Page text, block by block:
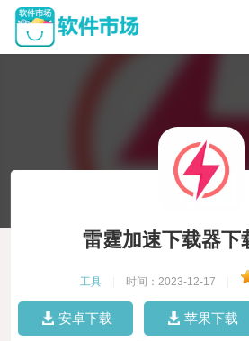
雷霆加速下载器下
工具 时间：2023-12-17
安卓下载 苹果下载